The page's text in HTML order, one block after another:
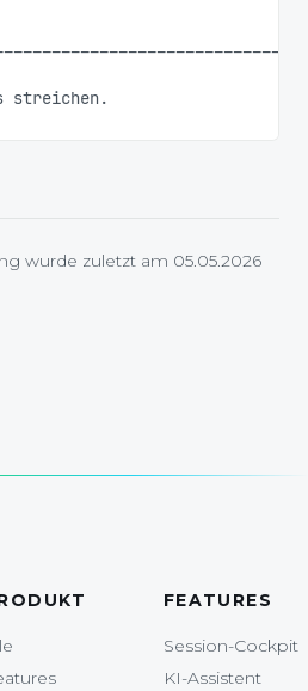
wurde zuletzt am 05.05.2026
FEATURES
Session-Cockpit
KI-Assistent